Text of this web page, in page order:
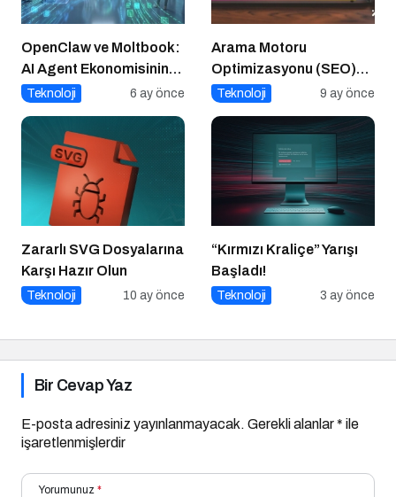
OpenClaw ve Moltbook:
AI Agent Ekonomisinin
İlk Altyapıları
Teknoloji 6 ay önce
Arama Motoru
Optimizasyonu (SEO)
Nedir? Etkili SEO İçin 10
Teknoloji 9 ay önce
Zararlı SVG Dosyalarına
Karşı Hazır Olun
Teknoloji 10 ay önce
“Kırmızı Kraliçe” Yarışı
Başladı!
Teknoloji 3 ay önce
Bir Cevap Yaz
E-posta adresiniz yayınlanmayacak. Gerekli alanlar* ile
işaretlenmişlerdir
Yorumunuz *